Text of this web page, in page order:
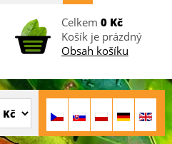
Celkem 0 Kč
Košík je prázdný
Obsah košíku